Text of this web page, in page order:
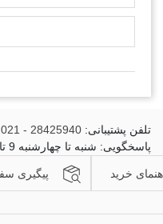
تلفن پشتیبانی: 28425940 - 021
پاسخگویی: شنبه تا چهارشنبه 9 تا 17:30، پنجشنبه 9 تا 14:30
خرید پیگیری